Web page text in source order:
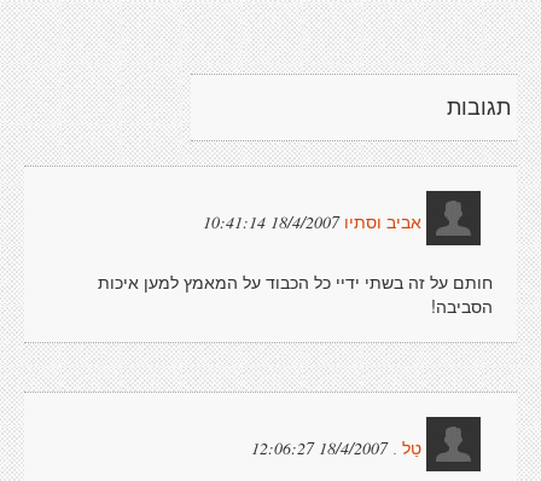
תגובות
אביב וסתיו 18/4/2007 10:41:14
חותם על זה בשתי ידיי כל הכבוד על המאמץ למען איכות
הסביבה!
טַל . 18/4/2007 12:06:27